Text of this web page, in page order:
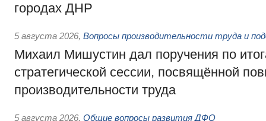
городах ДНР
5 августа 2026, Вопросы производительности труда и
Михаил Мишустин дал поручения по
стратегической сессии, посвящённой
производительности труда
5 августа 2026, Общие вопросы развития ДФО